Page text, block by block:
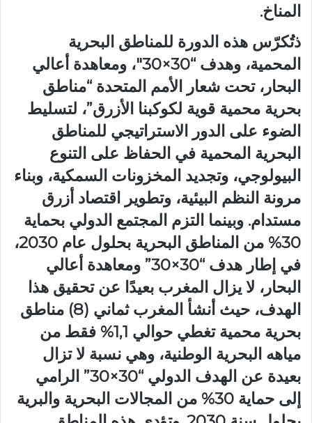
المناخ.
ذتُكرّس هذه الدورة للمناطق البحرية
المحمية، وهدف “30×30″، ومعاهدة أعالي
البحار، تحت شعار الأمم المتحدة “مناطق
بحرية محمية قوية لكوكبنا الأزرق”، لتسليط
الضوء على الدور الاستراتيجي للمناطق
البحرية المحمية في الحفاظ على التنوع
البيولوجي، وتجديد المخزونات السمكية، وبناء
مرونة النظم البيئية، وتطوير اقتصاد أزرق
مستدام. وبينما التزم المجتمع الدولي بحماية
30% من المناطق البحرية بحلول عام 2030،
في إطار هدف “30×30” ومعاهدة أعالي
البحار، لا يزال المغرب بعيدًا عن تحقيق هذا
الهدف، حيث أنشأ المغرب ثماني (8) مناطق
بحرية محمية تغطي حوالي 1,1% فقط من
مياهه البحرية الوطنية، وهي نسبة لا تزال
بعيدة عن الهدف الدولي “30×30” الرامي
إلى حماية 30% من المجالات البحرية والبرية